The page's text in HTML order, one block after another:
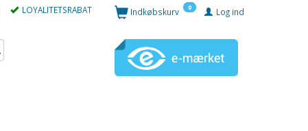
LOYALITETSRABAT Log ind
Indkøbskurv 0